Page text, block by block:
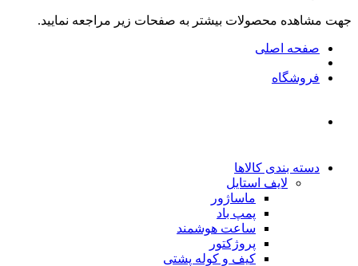
جهت مشاهده محصولات بیشتر به صفحات زیر مراجعه نمایید.
صفحه اصلی
فروشگاه
دسته بندی کالاها
لایف استایل
ماساژور
پمپ باد
ساعت هوشمند
پروژکتور
کیف و کوله پشتی